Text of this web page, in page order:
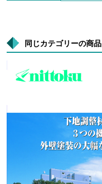
同じカテゴリーの商品